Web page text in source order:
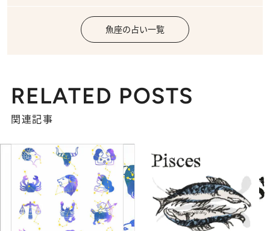
魚座の占い一覧
RELATED POSTS
関連記事